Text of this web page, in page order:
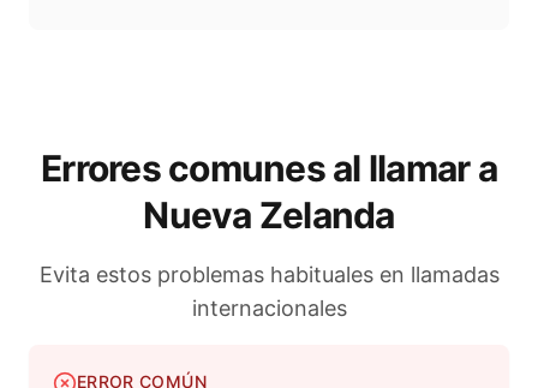
Errores comunes al llamar a
Nueva Zelanda
Evita estos problemas habituales en llamadas
internacionales
ERROR COMÚN